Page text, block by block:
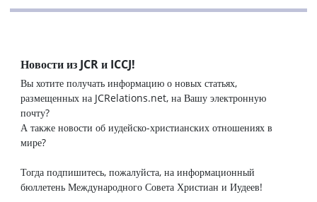
Новости из JCR и ICCJ!
Вы хотите получать информацию о новых статьях,
размещенных на JCRelations.net, на Вашу электронную
почту?
А также новости об иудейско-христианских отношениях в
мире?
Тогда подпишитесь, пожалуйста, на информационный
бюллетень Международного Совета Христиан и Иудеев!